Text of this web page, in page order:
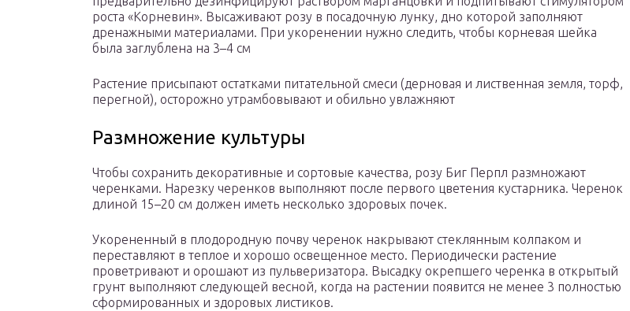
роста «Корневин». Высаживают розу в посадочную лунку, дно которой заполняют
дренажными материалами. При укоренении нужно следить, чтобы корневая шейка
была заглублена на 3–4 см
Растение присыпают остатками питательной смеси (дерновая и лиственная земля, торф,
перегной), осторожно утрамбовывают и обильно увлажняют
Размножение культуры
Чтобы сохранить декоративные и сортовые качества, розу Биг Перпл размножают
черенками. Нарезку черенков выполняют после первого цветения кустарника. Черенок
длиной 15–20 см должен иметь несколько здоровых почек.
Укорененный в плодородную почву черенок накрывают стеклянным колпаком и
переставляют в теплое и хорошо освещенное место. Периодически растение
проветривают и орошают из пульверизатора. Высадку окрепшего черенка в открытый
грунт выполняют следующей весной, когда на растении появится не менее 3 полностью
сформированных и здоровых листиков.